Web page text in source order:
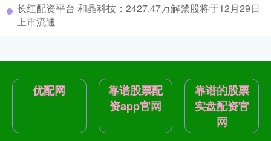
长红配资平台 和晶科技：2427.47万解禁股将于12月29日
上市流通
优配网
靠谱股票配
资app官网
靠谱的股票
实盘配资官
网